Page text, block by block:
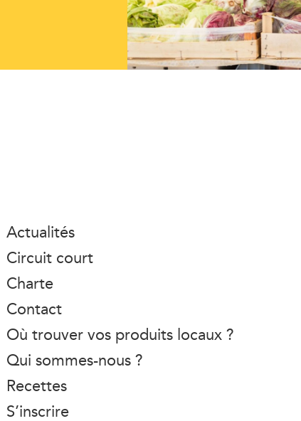
Actualités
Circuit court
Charte
Contact
Où trouver vos produits locaux ?
Qui sommes-nous ?
Recettes
S’inscrire